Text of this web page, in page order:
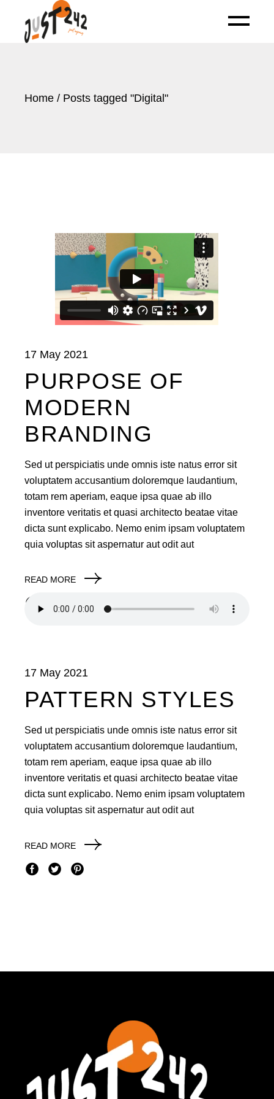
content
Home Posts tagged "Digital"
17 May 2021
PURPOSE OF
MODERN
BRANDING
Sed ut perspiciatis unde omnis iste natus error sit
voluptatem accusantium doloremque laudantium,
totam rem aperiam, eaque ipsa quae ab illo
inventore veritatis et quasi architecto beatae vitae
dicta sunt explicabo. Nemo enim ipsam voluptatem
quia voluptas sit aspernatur aut odit aut
READ MORE
17 May 2021
PATTERN STYLES
Sed ut perspiciatis unde omnis iste natus error sit
voluptatem accusantium doloremque laudantium,
totam rem aperiam, eaque ipsa quae ab illo
inventore veritatis et quasi architecto beatae vitae
dicta sunt explicabo. Nemo enim ipsam voluptatem
quia voluptas sit aspernatur aut odit aut
READ MORE